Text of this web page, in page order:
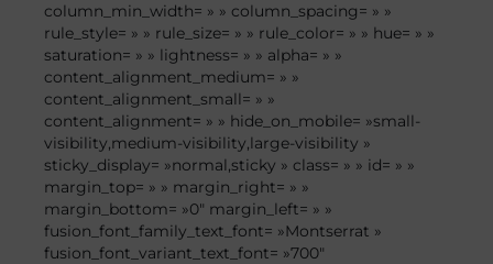
column_min_width= » » column_spacing= » »
rule_style= » » rule_size= » » rule_color= » » hue= » »
saturation= » » lightness= » » alpha= » »
content_alignment_medium= » »
content_alignment_small= » »
content_alignment= » » hide_on_mobile= »small-
visibility,medium-visibility,large-visibility »
sticky_display= »normal,sticky » class= » » id= » »
margin_top= » » margin_right= » »
margin_bottom= »0″ margin_left= » »
fusion_font_family_text_font= »Montserrat »
fusion_font_variant_text_font= »700″